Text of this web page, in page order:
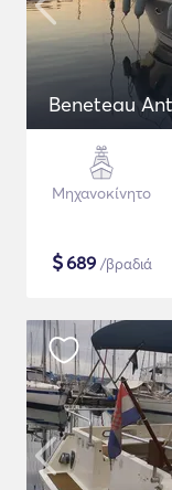
Beneteau
Μηχανοκίνητο
$689 /βραδιά